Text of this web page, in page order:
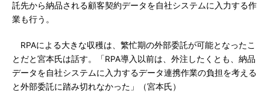
託先から納品される顧客契約データを自社システムに入力する作
業も行う。
RPAによる大きな収穫は、繁忙期の外部委託が可能となったこ
とだと宮本氏は話す。「RPA導入以前は、外注したくとも、納品
データを自社システムに入力するデータ連携作業の負担を考える
と外部委託に踏み切れなかった」（宮本氏）